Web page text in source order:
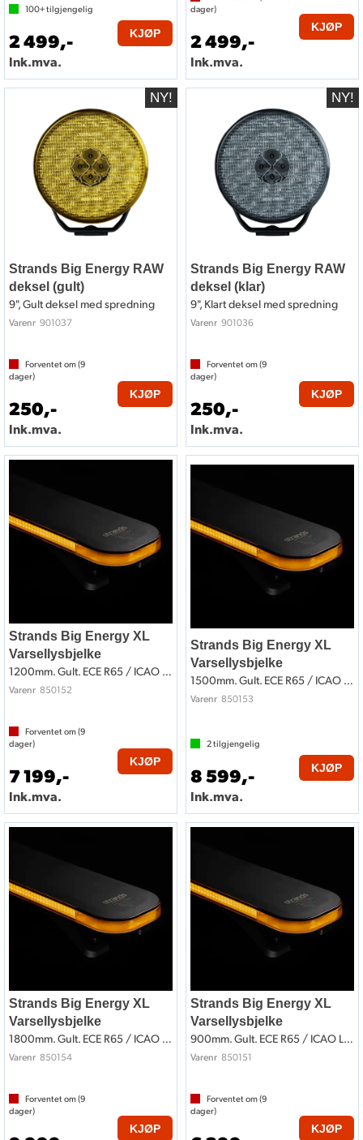
100+tilgjengelig
2 499,-
Ink.mva.
KJØP
dager)
2 499,-
Ink.mva.
KJØP
Strands Big Energy RAW
deksel (gult)
9", Gult deksel med spredning
Varenr 901037
Forventet om (9
dager)
250,-
Ink.mva.
KJØP
Strands Big Energy RAW
deksel (klar)
9", Klart deksel med spredning
Varenr 901036
Forventet om (9
dager)
250,-
Ink.mva.
KJØP
Strands Big Energy XL
Varsellysbjelke
1200mm. Gult. ECE R65 / ICAO Lufthavn
Varenr 850152
Forventet om (9
dager)
7 199,-
Ink.mva.
KJØP
Strands Big Energy XL
Varsellysbjelke
1500mm. Gult. ECE R65 / ICAO Lufthavn
Varenr 850153
2tilgjengelig
8 599,-
Ink.mva.
KJØP
Strands Big Energy XL
Varsellysbjelke
1800mm. Gult. ECE R65 / ICAO Lufthavn
Varenr 850154
Forventet om (9
dager)
KJØP
Strands Big Energy XL
Varsellysbjelke
900mm. Gult. ECE R65 / ICAO Lufthavn
Varenr 850151
Forventet om (9
dager)
KJØP